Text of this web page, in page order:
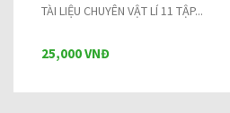
TÀI LIỆU CHUYÊN VẬT LÍ 11 TẬP...
25,000 VNĐ